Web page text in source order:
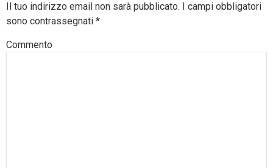
Il tuo indirizzo email non sarà pubblicato. I campi obbligatori
sono contrassegnati *
Commento